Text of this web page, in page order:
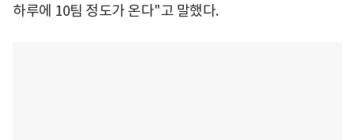
하루에 10팀 정도가 온다"고 말했다.